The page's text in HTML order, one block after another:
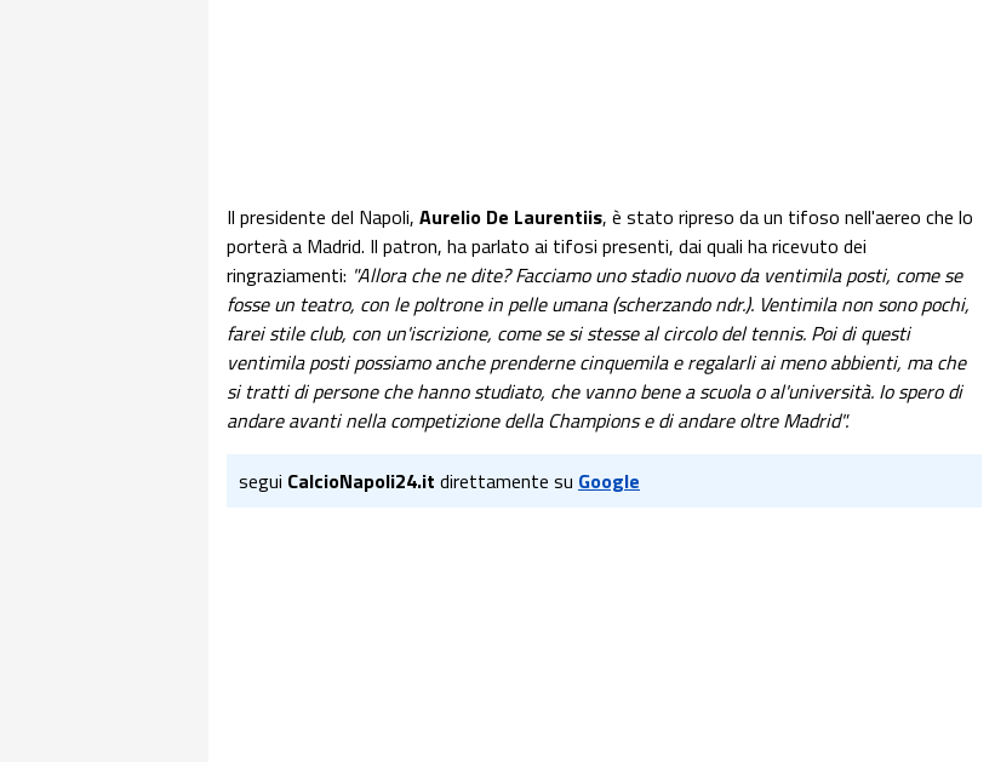
Il presidente del Napoli, Aurelio De Laurentiis, è stato ripreso da un tifoso nell'aereo che lo
porterà a Madrid. Il patron, ha parlato ai tifosi presenti, dai quali ha ricevuto dei
ringraziamenti: "Allora che ne dite? Facciamo uno stadio nuovo da ventimila posti, come se
fosse un teatro, con le poltrone in pelle umana (scherzando ndr.). Ventimila non sono pochi,
farei stile club, con un'iscrizione, come se si stesse al circolo del tennis. Poi di questi
ventimila posti possiamo anche prenderne cinquemila e regalarli ai meno abbienti, ma che
si tratti di persone che hanno studiato, che vanno bene a scuola o al'università. Io spero di
andare avanti nella competizione della Champions e di andare oltre Madrid".
segui CalcioNapoli24.it direttamente su Google